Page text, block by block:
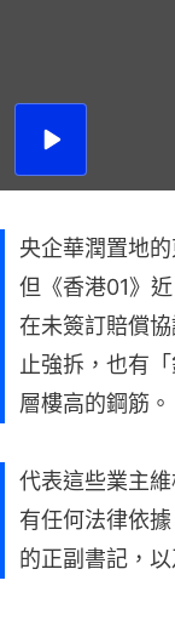
播
央企華潤置地
但《香港01》
在未簽訂賠償
止強拆，也有
層樓高的鋼筋。
代表這些業主
有任何法律依
的正副書記，